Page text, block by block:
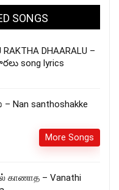
SONGS
RAKTHA DHAARALU –
song lyrics
Nan santhoshakke
More Songs
காணாத – Vanathi